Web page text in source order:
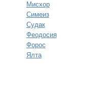
Мисхор
Симеиз
Судак
Феодосия
Форос
Ялта